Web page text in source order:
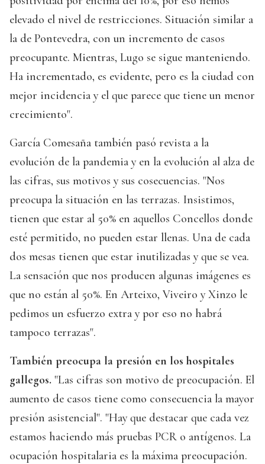
elevado el nivel de restricciones. Situación similar a
la de Pontevedra, con un incremento de casos
preocupante. Mientras, Lugo se sigue manteniendo.
Ha incrementado, es evidente, pero es la ciudad con
mejor incidencia y el que parece que tiene un menor
crecimiento".
García Comesaña también pasó revista a la
evolución de la pandemia y en la evolución al alza de
las cifras, sus motivos y sus cosecuencias. "Nos
preocupa la situación en las terrazas. Insistimos,
tienen que estar al 50% en aquellos Concellos donde
esté permitido, no pueden estar llenas. Una de cada
dos mesas tienen que estar inutilizadas y que se vea.
La sensación que nos producen algunas imágenes es
que no están al 50%. En Arteixo, Viveiro y Xinzo le
pedimos un esfuerzo extra y por eso no habrá
tampoco terrazas".
También preocupa la presión en los hospitales
gallegos. "Las cifras son motivo de preocupación. El
aumento de casos tiene como consecuencia la mayor
presión asistencial". "Hay que destacar que cada vez
estamos haciendo más pruebas PCR o antígenos. La
ocupación hospitalaria es la máxima preocupación.